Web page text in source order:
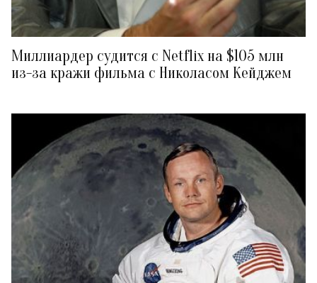
Миллиардер судится с Netflix на $105 млн
из-за кражи фильма с Николасом Кейджем